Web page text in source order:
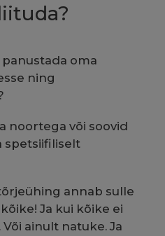
oma
ning
noortega või soovid
spetsiifiliselt
annab sulle
Ja kui kõike ei
ainult natuke. Ja